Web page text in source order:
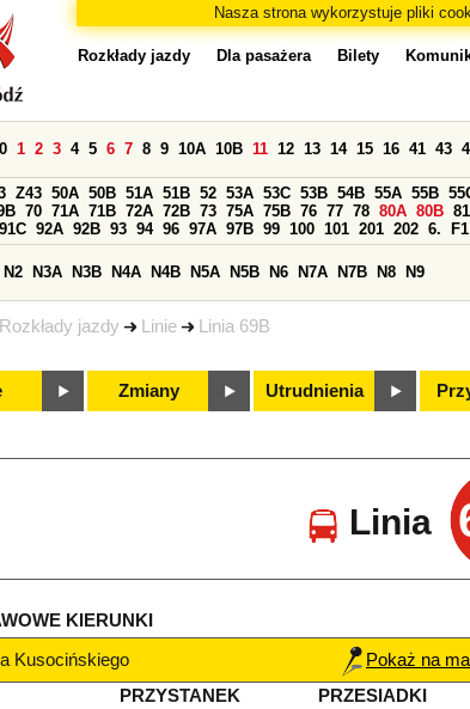
Nasza strona wykorzystuje pliki
Rozkłady jazdy Linie Linia 69B
Rozkłady jazdy Dla pasażera Bilety
0 1 2 3 4 5 6 7 8 9 10A 10B 11 12 13 14 15 16 41 43
Z43 50A 50B 51A 51B 52 53A 53C 53B 54B 55A 55B
70 71A 71B 72A 72B 73 75A 75B 76 77 78 80A 80B
91C 92A 92B 93 94 96 97A 97B 99 100 101 201 202 6. F1
N2 N3A N3B N4A N4B N5A N5B N6 N7A N7B N8 N9
Zmiany Utrudnienia
Linia
KIERUNKI
Kusocińskiego
Pokaż na
PRZYSTANEK
PRZESIADKI